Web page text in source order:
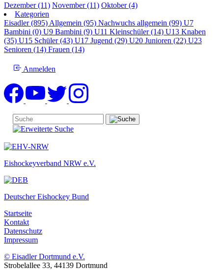
Dezember (11) November (11) Oktober (4)
Kategorien
Eisadler (895) Allgemein (95) Nachwuchs allgemein (99) U7
Bambini (0) U9 Bambini (9) U11 Kleinschüler (14) U13 Knaben
(35) U15 Schüler (43) U17 Jugend (29) U20 Junioren (22) U23
Senioren (14) Frauen (14)
Anmelden
Eishockeyverband NRW e.V.
Deutscher Eishockey Bund
Startseite
Kontakt
Datenschutz
Impressum
© Eisadler Dortmund e.V.
Strobelallee 33, 44139 Dortmund